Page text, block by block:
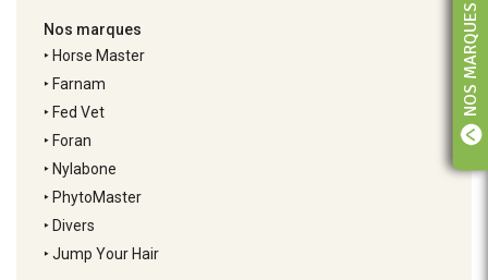
NOS MARQUES
Nos marques
‣ Horse Master
‣ Farnam
‣ Fed Vet
‣ Foran
‣ Nylabone
‣ PhytoMaster
‣ Divers
‣Jump Your Hair